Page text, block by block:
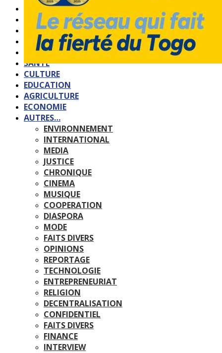
ACCUEIL
QUI SOMMES-NOUS?
POLITIQUE
SOCIETE
SPORTS
SANTE
CULTURE
EDUCATION
AGRICULTURE
ECONOMIE
AUTRES…
ENVIRONNEMENT
INTERNATIONAL
MEDIA
JUSTICE
CHRONIQUE
CINEMA
MUSIQUE
COOPERATION
DIASPORA
MODE
FAITS DIVERS
OPINIONS
REPORTAGE
TECHNOLOGIE
ENTREPRENEURIAT
RELIGION
DECENTRALISATION
CONFIDENTIEL
FAITS DIVERS
FINANCE
INTERVIEW